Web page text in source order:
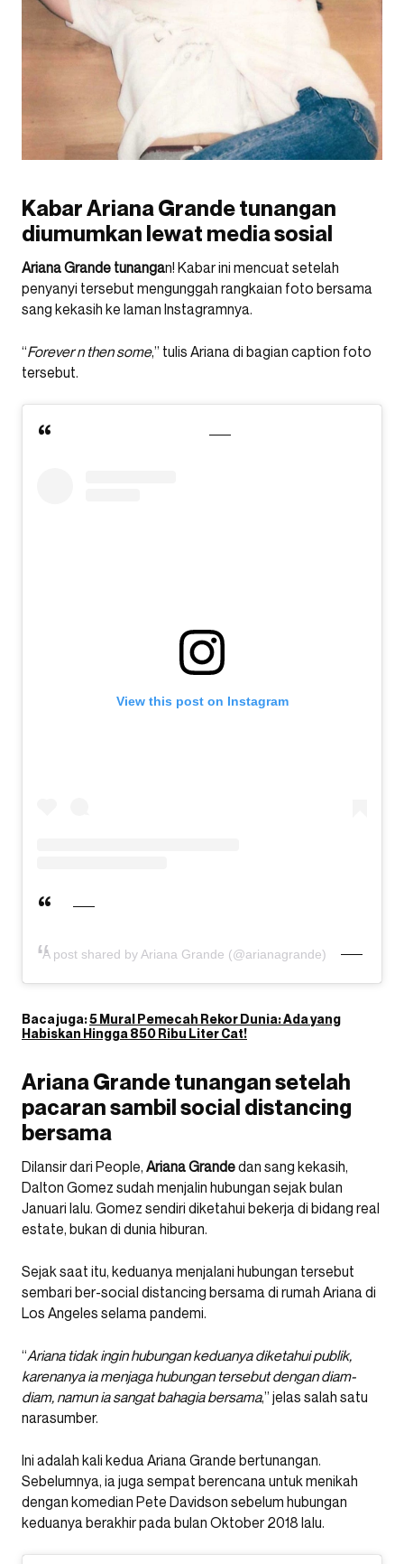
Kabar Ariana Grande tunangan
diumumkan lewat media sosial
Ariana Grande tunangan! Kabar ini mencuat setelah
penyanyi tersebut mengunggah rangkaian foto bersama
sang kekasih ke laman Instagramnya.
“Forever n then some,” tulis Ariana di bagian caption foto
tersebut.
View this post on Instagram
A post shared by Ariana Grande (@arianagrande)
Baca juga:5 Mural Pemecah Rekor Dunia: Ada yang
Habiskan Hingga 850 Ribu Liter Cat!
Ariana Grande tunangan setelah
pacaran sambil social distancing
bersama
Dilansir dari People, Ariana Grandedan sang kekasih,
Dalton Gomez sudah menjalin hubungan sejak bulan
Januari lalu. Gomez sendiri diketahui bekerja di bidang real
estate, bukan di dunia hiburan.
Sejak saat itu, keduanya menjalani hubungan tersebut
sembari ber-social distancing bersama di rumah Ariana di
Los Angeles selama pandemi.
“Ariana tidak ingin hubungan keduanya diketahui publik,
karenanya ia menjaga hubungan tersebut dengan diam-
diam, namun ia sangat bahagia bersama,” jelas salah satu
narasumber.
Ini adalah kali kedua Ariana Grande bertunangan.
Sebelumnya, ia juga sempat berencana untuk menikah
dengan komedian Pete Davidson sebelum hubungan
keduanya berakhir pada bulan Oktober 2018 lalu.